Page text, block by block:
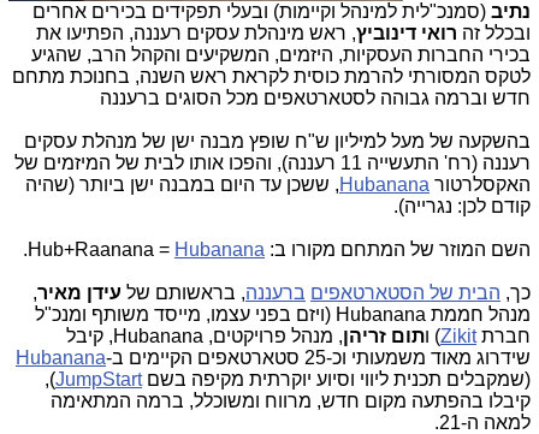
נתיב (סמנכ"לית למינהל וקיימות) ובעלי תפקידים בכירים אחרים
ובכלל זה רואי דינוביץ, ראש מינהלת עסקים רעננה, הפתיעו את
בכירי החברות העסקיות, היזמים, המשקיעים והקהל הרב, שהגיע
לטקס המסורתי להרמת כוסית לקראת ראש השנה, בחנוכת מתחם
חדש וברמה גבוהה לסטארטאפים מכל הסוגים ברעננה
בהשקעה של מעל למיליון ש"ח שופץ מבנה ישן של מנהלת עסקים
רעננה (רח' התעשייה 11 רעננה), והפכו אותו לבית של המיזמים של
האקסלרטור Hubanana, ששכן עד היום במבנה ישן ביותר (שהיה
קודם לכן: נגרייה).
השם המוזר של המתחם מקורו ב: Hub+Raanana = Hubanana
.
כך, הבית של הסטארטאפים ברעננה, בראשותם של עידן מאיר,
מנהל חממת Hubanana (ויזם בפני עצמו, מייסד משותף ומנכ"ל
חברתZikit) ותום זריהן
, מנהל פרויקטים, Hubanana, קיבל
שידרוג מאוד משמעותי וכ-25 סטארטאפים הקיימים ב-
Hubanana
(שמקבלים תכנית ליווי וסיוע יוקרתית מקיפה בשםJumpStart
),
קיבלו בהפתעה מקום חדש, מרווח ומשוכלל, ברמה המתאימה
למאה ה-21.